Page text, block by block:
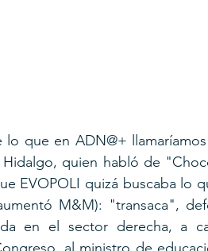
lo que en ADN@+
Hidalgo, quien habló de
EVOPOLI quizá buscaba lo
M&M): "transaca",
en el sector derecha, a